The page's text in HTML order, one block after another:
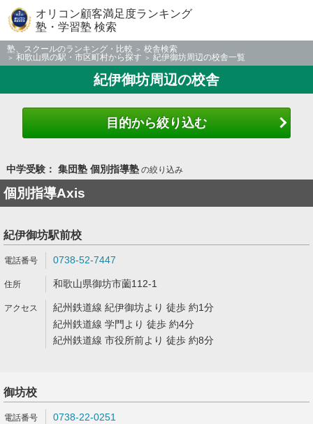
オリコン顧客満足度ランキング
塾・学習塾 検索
塾、スクールのランキング・比較
校舎検索
和歌山県の駅・市区町村から探す
紀伊御坊周辺の校舎一覧
紀伊御坊周辺の校舎
目的から絞り込む
中学受験： 集団塾 個別指導塾の絞り込み
個別指導Axis
紀伊御坊駅前校
0738-52-7447
和歌山県御坊市薗112-1
紀州鉄道線 紀伊御坊より 徒歩 約1分
紀州鉄道線 学門より 徒歩 約4分
紀州鉄道線 市役所前より 徒歩 約8分
御坊校
0738-22-0251